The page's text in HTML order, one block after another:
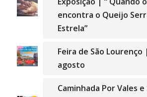
encontra o Queijo
Estrela”
Feira de São Lourenço
agosto
Caminhada Por Vales